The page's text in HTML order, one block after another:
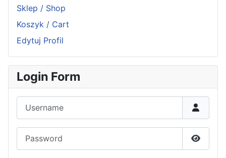
Sklep / Shop
Koszyk / Cart
Edytuj Profil
Login Form
Show